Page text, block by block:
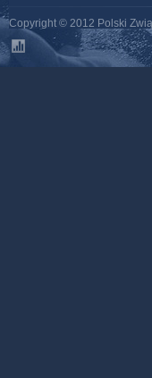
Copyright © 2012 Polski